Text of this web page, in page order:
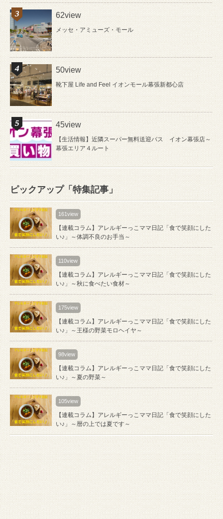
62view
メッセ・アミューズ・モール
50view
靴下屋 Life and Feel イオンモール幕張新都心店
45view
【生活情報】近隣スーパー無料送迎バス イオン幕張店～
幕張エリア４ルート
ピックアップ「特集記事」
161view
【連載コラム】アレルギーっこママ日記「食で笑顔にした
い♪」～体調不良のお手当～
110view
【連載コラム】アレルギーっこママ日記「食で笑顔にした
い♪」～秋に食べたい食材～
175view
【連載コラム】アレルギーっこママ日記「食で笑顔にした
い♪」～王様の野菜モロヘイヤ～
98view
【連載コラム】アレルギーっこママ日記「食で笑顔にした
い♪」～夏の野菜～
105view
【連載コラム】アレルギーっこママ日記「食で笑顔にした
い♪」～暦の上では夏です～